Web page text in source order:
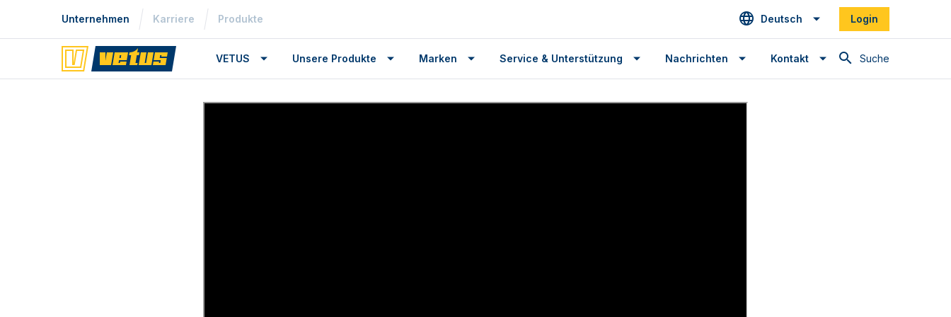
Unternehmen Karriere Produkte Deutsch Login
Suche
VETUS Unsere Produkte Marken Service & Unterstützung Nachrichten Kontakt